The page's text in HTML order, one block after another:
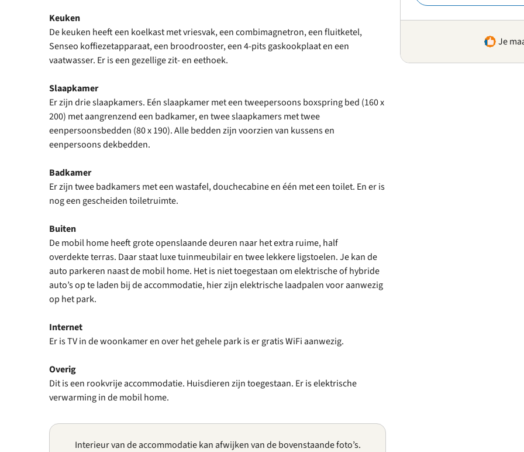
Keuken
De keuken heeft een koelkast met vriesvak, een combimagnetron, een fluitketel,
Senseo koffiezetapparaat, een broodrooster, een 4-pits gaskookplaat en een
vaatwasser. Er is een gezellige zit- en eethoek.
Slaapkamer
Er zijn drie slaapkamers. Eén slaapkamer met een tweepersoons boxspring bed (160 x
200) met aangrenzend een badkamer, en twee slaapkamers met twee
eenpersoonsbedden (80 x 190). Alle bedden zijn voorzien van kussens en
eenpersoons dekbedden.
Badkamer
Er zijn twee badkamers met een wastafel, douchecabine en één met een toilet. En er is
nog een gescheiden toiletruimte.
Buiten
De mobil home heeft grote openslaande deuren naar het extra ruime, half
overdekte terras. Daar staat luxe tuinmeubilair en twee lekkere ligstoelen. Je kan de
auto parkeren naast de mobil home. Het is niet toegestaan om elektrische of hybride
auto’s op te laden bij de accommodatie, hier zijn elektrische laadpalen voor aanwezig
op het park.
Internet
Er is TV in de woonkamer en over het gehele park is er gratis WiFi aanwezig.
Overig
Dit is een rookvrije accommodatie. Huisdieren zijn toegestaan. Er is elektrische
verwarming in de mobil home.
Interieur van de accommodatie kan afwijken van de bovenstaande foto’s.
Je